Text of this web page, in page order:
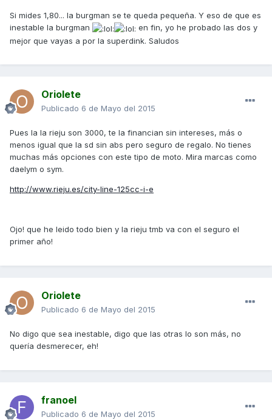
Si mides 1,80... la burgman se te queda pequeña. Y eso de que es
inestable la burgman
en fin, yo he probado las dos y
mejor que vayas a por la superdink. Saludos
Oriolete
Publicado 6 de Mayo del 2015
Pues la la rieju son 3000, te la financian sin intereses, más o
menos igual que la sd sin abs pero seguro de regalo. No tienes
muchas más opciones con este tipo de moto. Mira marcas como
daelym o sym.
http://www.rieju.es/city-line-125cc-i-e
Ojo! que he leido todo bien y la rieju tmb va con el seguro el
primer año!
Oriolete
Publicado 6 de Mayo del 2015
No digo que sea inestable, digo que las otras lo son más, no
quería desmerecer, eh!
franoel
Publicado 6 de Mayo del 2015